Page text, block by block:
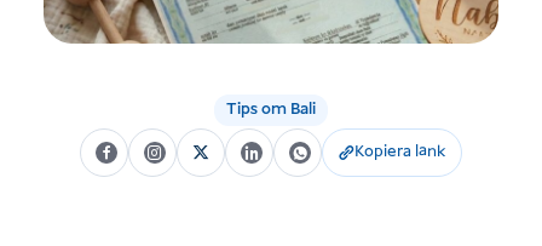
Tips om Bali
Kopiera länk